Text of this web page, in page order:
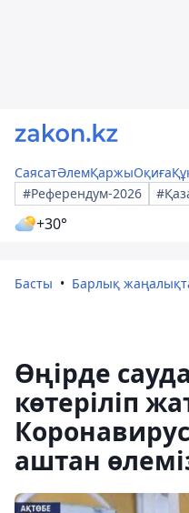
СаясатӘлемҚаржыОқиға
#Референдум-2026
+30°
Басты Барлық
Өңірде
көтеріліп
аштан